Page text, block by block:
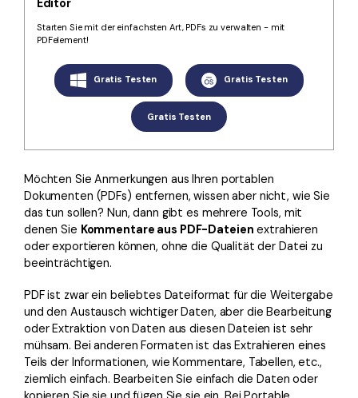
PDF OCR
PDF-Daten extrahieren
PDF freigeben
eSign PDFs rechtmäßig Neu
IT-Dienstleistung
Rechtliches
Gesundheitswesen
Regierung
Veröffentlichung
Freiberufler
Kontakt zum Support
Was ist NEU
Benutzerhandbuch
PDFelement für Windows
PDFelement für Android
Mehr erfahren
Bewertungen
Sehen Sie, was unsere Nutzer sagen.
Kostenlose PDF-Vorlagen
Bearbeiten, Drucken und Anpassen von kostenlosen Vorlagen.
PDF-Wissen
PDF-bezogene Informationen, die Sie benötigen.
Editor
Starten Sie mit der einfachsten Art, PDFs zu verwalten - mit
PDFelement!
Gratis Testen Gratis Testen
Gratis Testen
Möchten Sie Anmerkungen aus Ihren portablen
Dokumenten (PDFs) entfernen, wissen aber nicht, wie Sie
das tun sollen? Nun, dann gibt es mehrere Tools, mit
denen Sie Kommentare aus PDF-Dateien extrahieren
oder exportieren können, ohne die Qualität der Datei zu
beeinträchtigen.
PDF ist zwar ein beliebtes Dateiformat für die Weitergabe
und den Austausch wichtiger Daten, aber die Bearbeitung
oder Extraktion von Daten aus diesen Dateien ist sehr
mühsam. Bei anderen Formaten ist das Extrahieren eines
Teils der Informationen, wie Kommentare, Tabellen, etc.,
ziemlich einfach. Bearbeiten Sie einfach die Daten oder